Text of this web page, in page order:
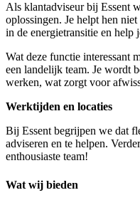
Als klantadviseur bij Essent
oplossingen. Je helpt hen
in de energietransitie en help
Wat deze functie interessant
een landelijk team. Je wordt
werken, wat zorgt voor
Werktijden en locaties
Bij Essent begrijpen we dat
adviseren en te helpen.
enthousiaste team!
Wat wij bieden